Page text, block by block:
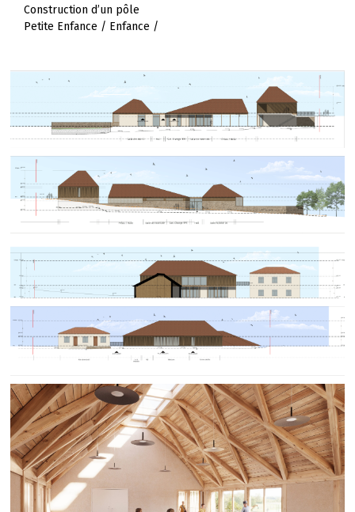
Construction d’un pôle
Petite Enfance / Enfance /